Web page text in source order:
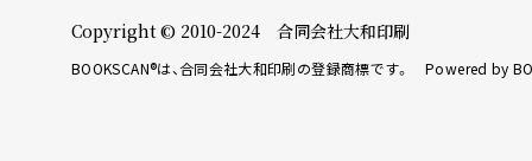
Copyright © 2010-2024 合同会社大和印刷
BOOKSCAN®は、合同会社大和印刷の登録商標です。 Powered by